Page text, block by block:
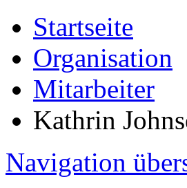
Startseite
Organisation
Mitarbeiter
Kathrin
Navigation